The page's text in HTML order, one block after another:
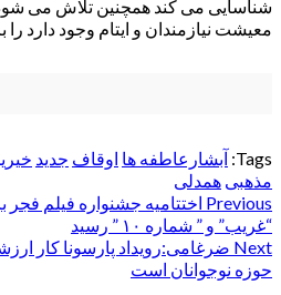
شناسایی می کند همچنین تلاش می شود
معیشت نیازمندان و ایتام وجود دارد
Tags: آبشارعاطفه ها اوقاف جدید
مذهبی همدلی
Post
navigation
Previous اختتامیه جشنواره فیلم
“غریب” و ” شماره ۱۰ ” رسید
Next ضرغامی:رویداد پارسونا کار
حوزه نوجوانان است